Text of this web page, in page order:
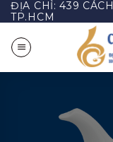
Bỏ
qua
nội
dung
ĐỊA CHỈ: 439
TP.HCM